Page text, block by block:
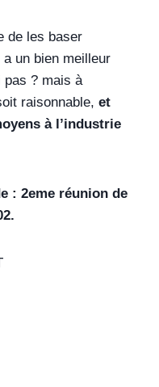
de les baser
a un bien meilleur
pas ? mais à
raisonnable, et
à l’industrie
: 2eme réunion de